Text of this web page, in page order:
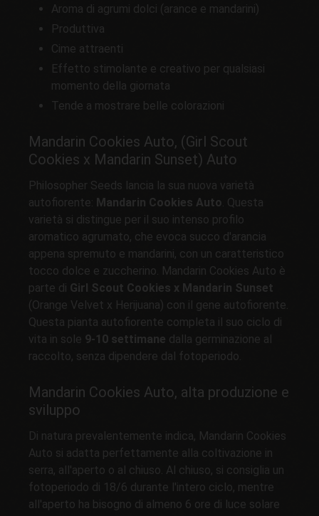
Aroma di agrumi dolci (arance e mandarini)
Produttiva
Cime attraenti
Effetto stimolante e creativo per qualsiasi
momento della giornata
Tende a mostrare belle colorazioni
Mandarin Cookies Auto, (Girl Scout
Cookies x Mandarin Sunset) Auto
Philosopher Seeds lancia la sua nuova varietà
autofiorente: Mandarin Cookies Auto . Questa
varietà si distingue per il suo intenso profilo
aromatico agrumato, che evoca succo d'arancia
appena spremuto e mandarini, con un caratteristico
tocco dolce e zuccherino. Mandarin Cookies Auto è
parte di Girl Scout Cookies x Mandarin Sunset
(Orange Velvet x Herijuana) con il gene autofiorente.
Questa pianta autofiorente completa il suo ciclo di
vita in sole 9-10 settimane dalla germinazione al
raccolto, senza dipendere dal fotoperiodo.
Mandarin Cookies Auto, alta produzione e
sviluppo
Di natura prevalentemente indica, Mandarin Cookies
Auto si adatta perfettamente alla coltivazione in
serra, all'aperto o al chiuso. Al chiuso, si consiglia un
fotoperiodo di 18/6 durante l'intero ciclo, mentre
all'aperto ha bisogno di almeno 6 ore di luce solare